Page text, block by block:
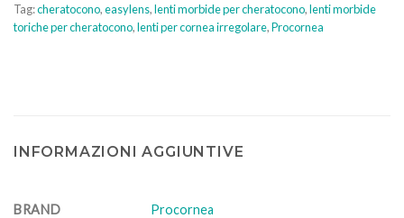
Tag:cheratocono,easylens,lenti morbide per cheratocono,lenti morbide
toriche per cheratocono,lenti per cornea irregolare,Procornea
INFORMAZIONI AGGIUNTIVE
BRAND Procornea